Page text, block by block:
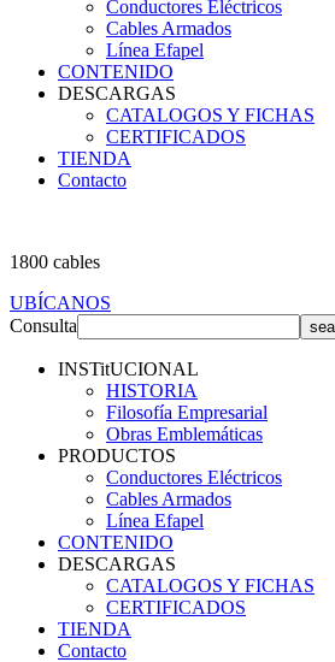
Conductores Eléctricos
Cables Armados
Línea Efapel
CONTENIDO
DESCARGAS
CATALOGOS Y FICHAS
CERTIFICADOS
TIENDA
Contacto
1800 cables
UBÍCANOS
Consulta
INSTitUCIONAL
HISTORIA
Filosofía Empresarial
Obras Emblemáticas
PRODUCTOS
Conductores Eléctricos
Cables Armados
Línea Efapel
CONTENIDO
DESCARGAS
CATALOGOS Y FICHAS
CERTIFICADOS
TIENDA
Contacto